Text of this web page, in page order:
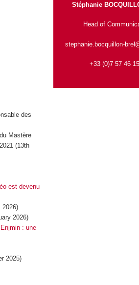
des
Mastère
(13th
est devenu
2026)
: une
2025)
Stéphanie
Head of
stephanie.bocquillon-
+33 (0)7 57 46